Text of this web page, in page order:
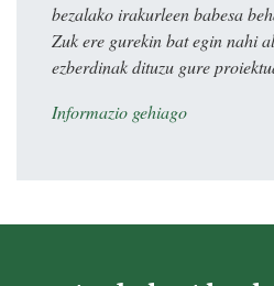
bezalako irakurleen babesa
Zuk ere gurekin bat egin nahi
ezberdinak dituzu gure
Informazio gehiago